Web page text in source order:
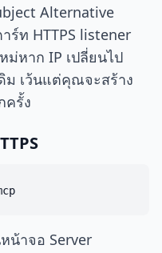
Alternative
ร์ท HTTPS listener
ม่หาก IP เปลี่ยนไป
ม เว้นแต่คุณจะสร้าง
ครั้ง
น้าจอ Server